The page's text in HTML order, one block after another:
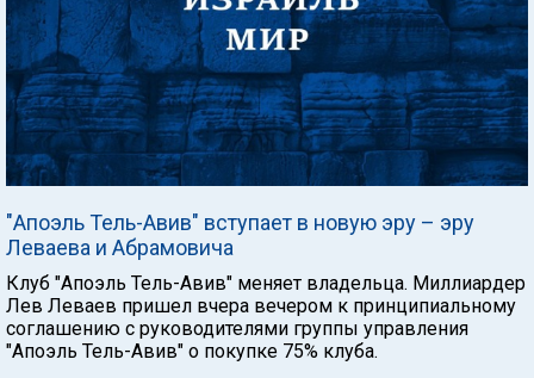
"Апоэль Тель-Авив" вступает в новую эру – эру
Леваева и Абрамовича
Клуб "Апоэль Тель-Авив" меняет владельца. Миллиардер
Лев Леваев пришел вчера вечером к принципиальному
соглашению с руководителями группы управления
"Апоэль Тель-Авив" о покупке 75% клуба.